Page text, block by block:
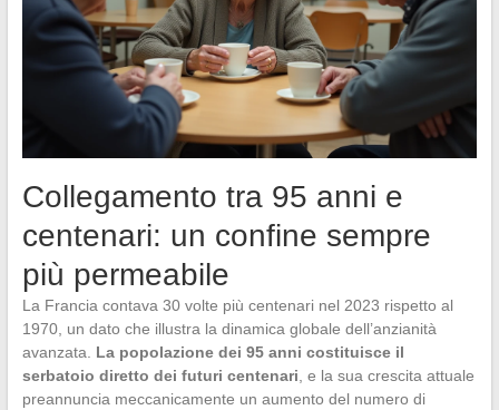
Collegamento tra 95 anni e
centenari: un confine sempre
più permeabile
La Francia contava 30 volte più centenari nel 2023 rispetto al
1970, un dato che illustra la dinamica globale dell’anzianità
avanzata. La popolazione dei 95 anni costituisce il
serbatoio diretto dei futuri centenari, e la sua crescita attuale
preannuncia meccanicamente un aumento del numero di